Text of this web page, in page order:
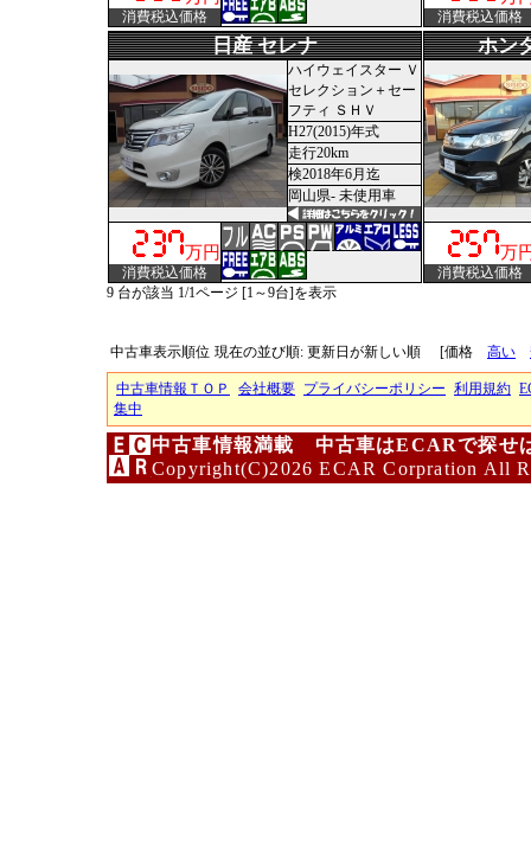
消費税込価格 消費税込価格
日産 セレナ
ハイウェイスター Ｖ
セレクション＋セー
フティ ＳＨＶ
H27(2015)年式
走行20km
検2018年6月迄
岡山県- 未使用車
万円
消費税込価格
ホン
万
消費税込価格
9 台が該当 1/1ページ [1～9台]を表示
中古車表示順位 現在の並び順: 更新日が新しい順 [価格 高い
中古車情報ＴＯＰ 会社概要 プライバシーポリシー 利用規約
集中
中古車情報満載 中古車はECARで探せ
Copyright(C)2026 ECAR Corpration All